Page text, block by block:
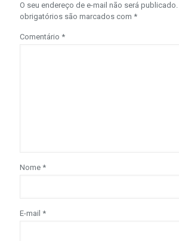
O seu endereço de e-mail não será publicado.
obrigatórios são marcados com *
Comentário *
Nome *
E-mail *